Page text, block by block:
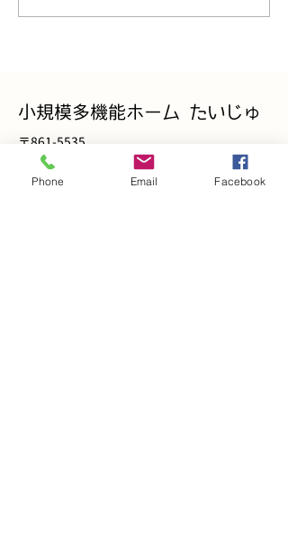
小規模多機能ホーム たいじゅ
〒861-5535
熊本県熊本市北区貢町65
Phone Email Facebook